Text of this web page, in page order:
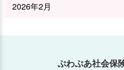
2026年2月
ぷわぷあ社会保